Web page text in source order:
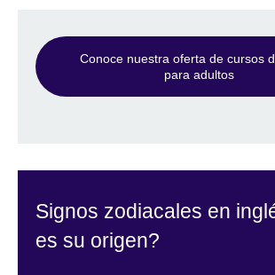
Conoce nuestra oferta de cursos
para adultos
Signos zodiacales en
es su origen?